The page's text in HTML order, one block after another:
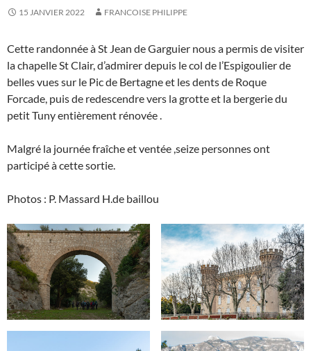
15 JANVIER 2022 FRANCOISE PHILIPPE
Cette randonnée à St Jean de Garguier nous a permis de visiter
la chapelle St Clair, d’admirer depuis le col de l’Espigoulier de
belles vues sur le Pic de Bertagne et les dents de Roque
Forcade, puis de redescendre vers la grotte et la bergerie du
petit Tuny entièrement rénovée .
Malgré la journée fraîche et ventée ,seize personnes ont
participé à cette sortie.
Photos : P. Massard H.de baillou